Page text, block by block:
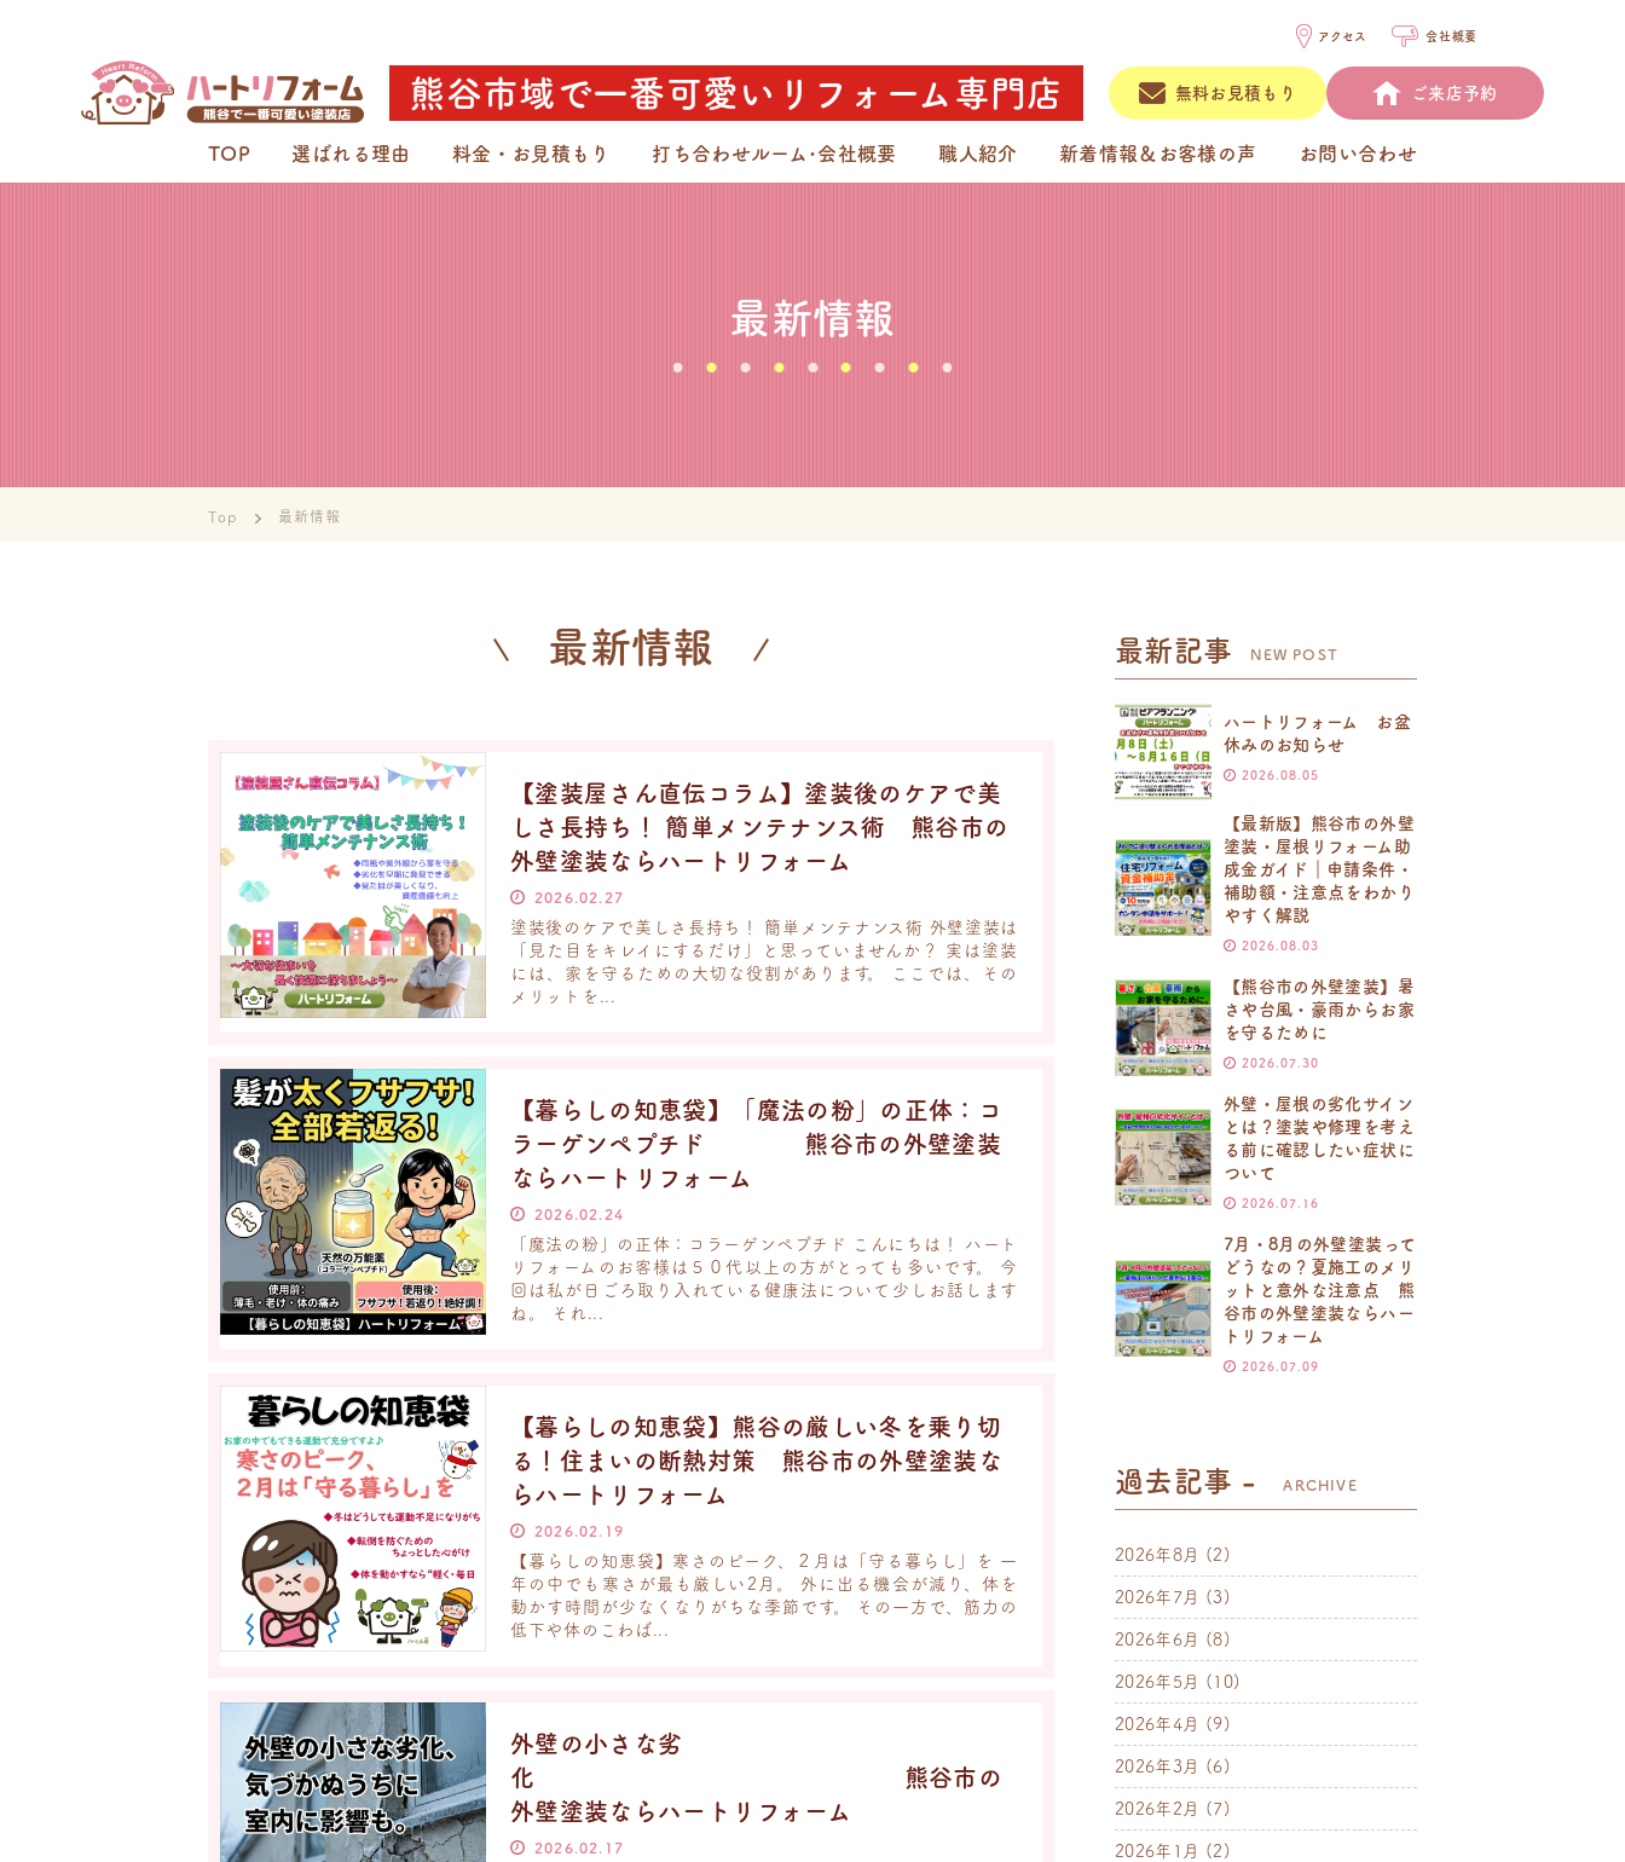
アクセス 会社概要
熊谷市域で一番可愛いリフォーム専門店 無料お見積もり ご来店予約
TOP 選ばれる理由 料金・お見積もり 打ち合わせルーム･会社概要 職人紹介 新着情報＆お客様の声 お問い合わせ
最新情報
Top 最新情報
最新情報
【塗装屋さん直伝コラム】塗装後のケアで美
しさ長持ち！ 簡単メンテナンス術 熊谷市の
外壁塗装ならハートリフォーム
2026.02.27
塗装後のケアで美しさ長持ち！ 簡単メンテナンス術 外壁塗装は
「見た目をキレイにするだけ」と思っていませんか？ 実は塗装
には、家を守るための大切な役割があります。 ここでは、その
メリットを...
【暮らしの知恵袋】「魔法の粉」の正体：コ
ラーゲンペプチド 熊谷市の外壁塗装
ならハートリフォーム
2026.02.24
「魔法の粉」の正体：コラーゲンペプチド こんにちは！ ハート
リフォームのお客様は５０代以上の方がとっても多いです。 今
回は私が日ごろ取り入れている健康法について少しお話します
ね。 それ...
【暮らしの知恵袋】熊谷の厳しい冬を乗り切
る！住まいの断熱対策 熊谷市の外壁塗装な
らハートリフォーム
2026.02.19
【暮らしの知恵袋】寒さのピーク、２月は「守る暮らし」を 一
年の中でも寒さが最も厳しい2月。 外に出る機会が減り、体を
動かす時間が少なくなりがちな季節です。 その一方で、筋力の
低下や体のこわば...
外壁の小さな劣
化 熊谷市の
外壁塗装ならハートリフォーム
2026.02.17
最新記事 NEW POST
ハートリフォーム お盆
休みのお知らせ
2026.08.05
【最新版】熊谷市の外壁
塗装・屋根リフォーム助
成金ガイド｜申請条件・
補助額・注意点をわかり
やすく解説
2026.08.03
【熊谷市の外壁塗装】暑
さや台風・豪雨からお家
を守るために
2026.07.30
外壁・屋根の劣化サイン
とは？塗装や修理を考え
る前に確認したい症状に
ついて
2026.07.16
7月・8月の外壁塗装って
どうなの？夏施工のメリ
ットと意外な注意点 熊
谷市の外壁塗装ならハー
トリフォーム
2026.07.09
過去記事 - ARCHIVE
2026年8月 (2)
2026年7月 (3)
2026年6月 (8)
2026年5月 (10)
2026年4月 (9)
2026年3月 (6)
2026年2月 (7)
2026年1月 (2)